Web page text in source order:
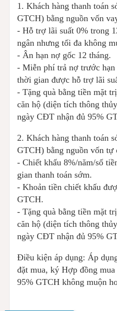
1. Khách hàng thanh toán
GTCH) bằng nguồn vốn
- Hỗ trợ lãi suất 0% trong
ngân nhưng tối đa không
- Ân hạn nợ gốc 12 tháng.
- Miễn phí trả nợ trước
thời gian được hỗ trợ lãi
- Tặng quà bằng tiền mặt
căn hộ (diện tích thông
ngày CĐT nhận đủ 95%
2. Khách hàng thanh toán
GTCH) bằng nguồn vốn tự
- Chiết khấu 8%/năm/số
gian thanh toán sớm.
- Khoản tiền chiết khấu
GTCH.
- Tặng quà bằng tiền mặt
căn hộ (diện tích thông
ngày CĐT nhận đủ 95%
Điều kiện áp dụng: Áp
đặt mua, ký Hợp đồng
95% GTCH không muộn